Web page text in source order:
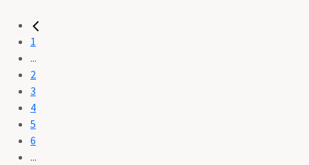
1
...
2
3
4
5
6
...